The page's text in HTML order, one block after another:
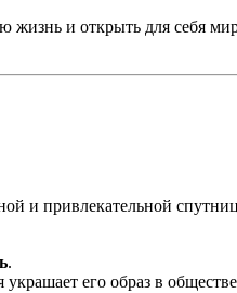
и открыть для себя
и привлекательной
.
украшает его образ в